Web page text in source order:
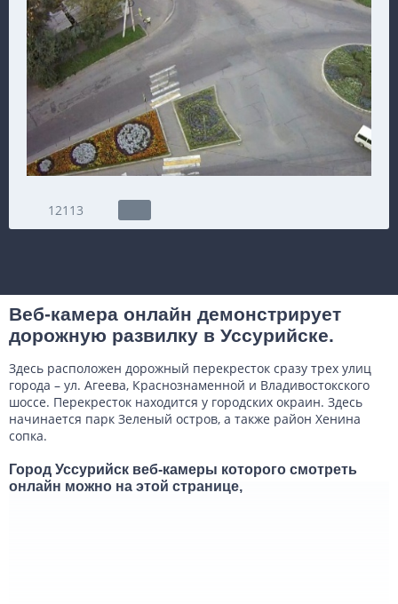
12113
Веб-камера онлайн демонстрирует
дорожную развилку в Уссурийске.
Здесь расположен дорожный перекресток сразу трех улиц
города – ул. Агеева, Краснознаменной и Владивостокского
шоссе. Перекресток находится у городских окраин. Здесь
начинается парк Зеленый остров, а также район Хенина
сопка.
Город Уссурийск веб-камеры которого смотреть
онлайн можно на этой странице,